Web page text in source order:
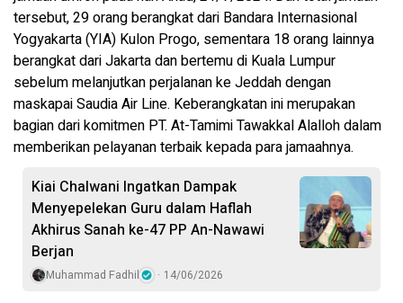
tersebut, 29 orang berangkat dari Bandara Internasional
Yogyakarta (YIA) Kulon Progo, sementara 18 orang lainnya
berangkat dari Jakarta dan bertemu di Kuala Lumpur
sebelum melanjutkan perjalanan ke Jeddah dengan
maskapai Saudia Air Line. Keberangkatan ini merupakan
bagian dari komitmen PT. At-Tamimi Tawakkal Alalloh dalam
memberikan pelayanan terbaik kepada para jamaahnya.
Kiai Chalwani Ingatkan Dampak
Menyepelekan Guru dalam Haflah
Akhirus Sanah ke-47 PP An-Nawawi
Berjan
Muhammad Fadhil 14/06/2026